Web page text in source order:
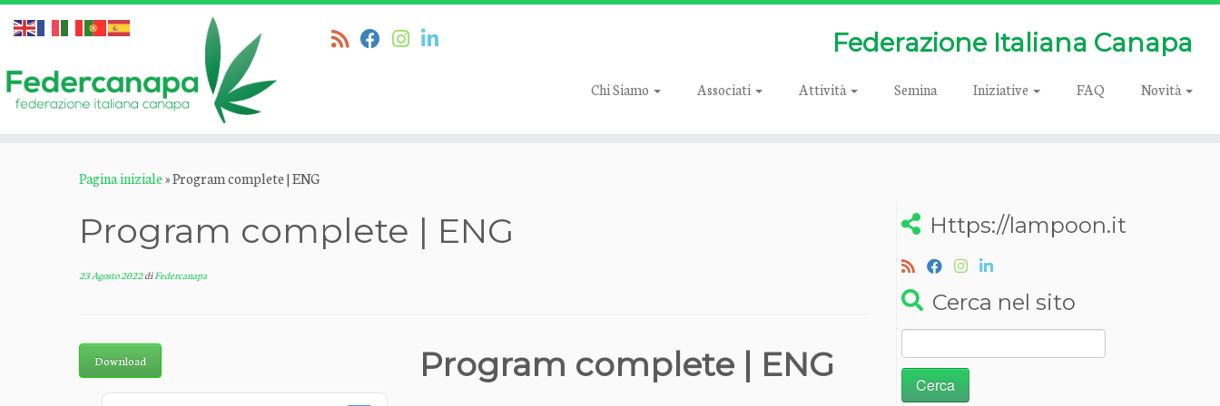
Federazione Italiana Canapa
Chi Siamo Associati Attività Semina Iniziative FAQ Novità
Pagina iniziale»Program complete | ENG
Program complete | ENG
23 Agosto 2022diFedercanapa
Download Program complete | ENG
Https://lampoon.it
Cerca nel sito
per: